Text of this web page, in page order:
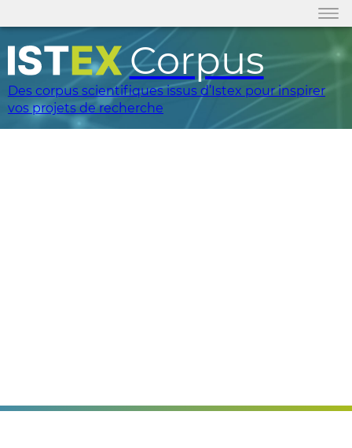
Corpus
Des corpus scientifiques issus d’Istex pour inspirer
vos projets de recherche